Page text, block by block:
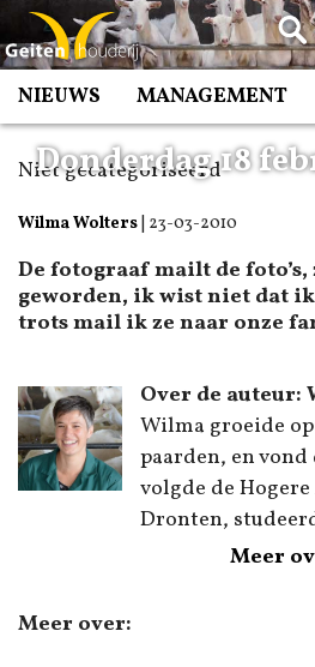
Spring
naar
inhoud
NIEUWS MANAGEMENT
Niet gecategoriseerd
Donderdag 18
Wilma Wolters 23-03-2010
De fotograaf mailt de
geworden, ik wist niet dat ik
trots mail ik ze naar onze
Over de auteur:
Wilma groeide
paarden, en
volgde de
Dronten,
Meer
Meer over: